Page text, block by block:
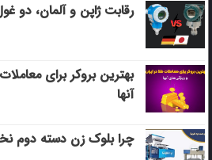
رقابت ژاپن و آلمان، دو
بهترین بروکر برای
آنها
چرا بلوک زن دسته دوم